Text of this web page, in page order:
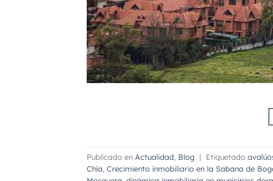
Publicado en Actualidad, Blog | Etiquetado
Chía, Crecimiento inmobiliario en la Sabana de